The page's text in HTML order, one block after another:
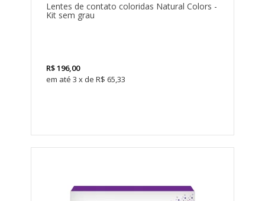
Lentes de contato coloridas Natural Colors -
Kit sem grau
R$196,00
3 x de R$ 65,33